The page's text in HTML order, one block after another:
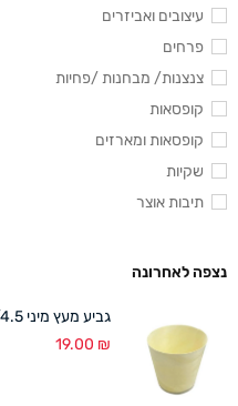
עיצובים ואביזרים
פרחים
צנצנות/ מבחנות /פחיות
קופסאות
קופסאות ומארזים
שקיות
תיבות אוצר
נצפה לאחרונה
גביע מעץ מיני 6/4.5 ס"מ (50 יח')
19.00 ₪